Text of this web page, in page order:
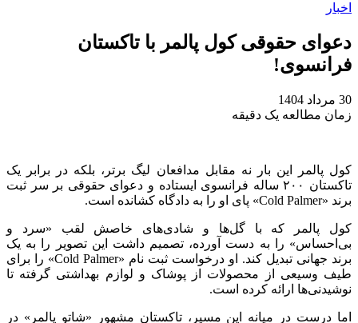
اخبار
دعوای حقوقی کول پالمر با تاکستان
فرانسوی!
30 مرداد 1404
زمان مطالعه یک دقیقه
کول پالمر این بار نه مقابل مدافعان لیگ برتر، بلکه در برابر یک
تاکستان ۲۰۰ ساله فرانسوی ایستاده و دعوای حقوقی بر سر ثبت
برند «Cold Palmer» پای او را به دادگاه کشانده است.
کول پالمر که با گل‌ها و شادی‌های خاصش لقب «سرد و
بی‌احساس» را به دست آورده، تصمیم داشت این تصویر را به یک
برند جهانی تبدیل کند. او درخواست ثبت نام «Cold Palmer» را برای
طیف وسیعی از محصولات از پوشاک و لوازم بهداشتی گرفته تا
نوشیدنی‌ها ارائه کرده است.
اما درست در میانه این مسیر، تاکستان مشهور «شاتو پالمر» در